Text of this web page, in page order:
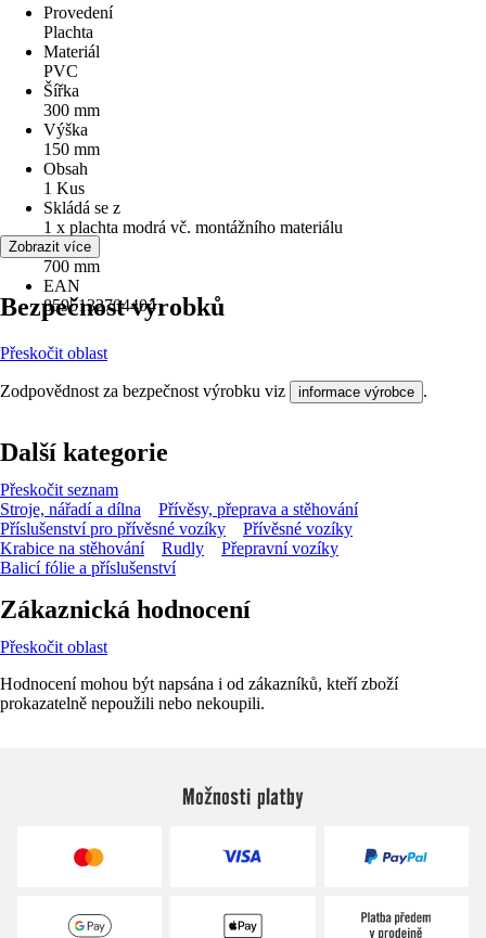
Provedení
Plachta
Materiál
PVC
Šířka
300 mm
Výška
150 mm
Obsah
1 Kus
Skládá se z
1 x plachta modrá vč. montážního materiálu
Délka
700 mm
EAN
8595132704404
Zobrazit více
Bezpečnost výrobků
Přeskočit oblast
Zodpovědnost za bezpečnost výrobku viz informace výrobce .
Další kategorie
Přeskočit seznam
Stroje, nářadí a dílna
Přívěsy, přeprava a stěhování
Příslušenství pro přívěsné vozíky
Přívěsné vozíky
Krabice na stěhování
Rudly
Přepravní vozíky
Balicí fólie a příslušenství
Zákaznická hodnocení
Přeskočit oblast
Hodnocení mohou být napsána i od zákazníků, kteří zboží
prokazatelně nepoužili nebo nekoupili.
Možnosti platby